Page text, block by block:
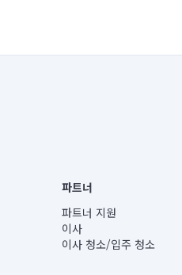
가번호 : 2016-3220163-14-5-00019 |
공정거래위원회 정보) |
RHEE
6(중학동, 트윈트리빌딩) B동 5층
율곡로 24, 7층, 8층 미소
파트너
파트너 지원
이사
이사 청소/입주 청소